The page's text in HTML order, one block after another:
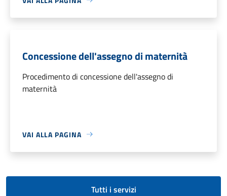
Concessione dell'assegno di maternità
Procedimento di concessione dell'assegno di
maternità
VAI ALLA PAGINA
Tutti i servizi